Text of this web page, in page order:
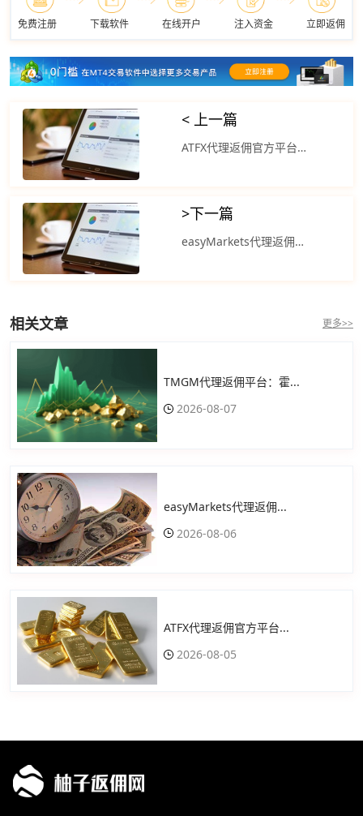
免费注册 下载软件 在线开户 注入资金 立即返佣
< 上一篇
ATFX代理返佣官方平台：黄金价格波动和美元指数有关吗？
>下一篇
easyMarkets代理返佣平台：美国早盘交易中黄金和白银价格大幅走高
相关文章 更多>>
TMGM代理返佣平台：霍...
2026-08-07
easyMarkets代理返佣...
2026-08-06
ATFX代理返佣官方平台...
2026-08-05